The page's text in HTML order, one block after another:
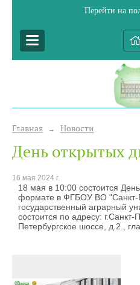
Перейти на
Главная → Новости
День открытых
16 мая 2024 г.
18 мая в 10:00 состоится
формате в ФГБОУ ВО "Санкт-
государственный аграрный
состоится по адресу: г.Санкт-
Петербургское шоссе, д.2.,